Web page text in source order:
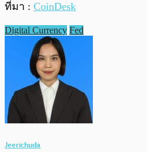
ที่มา : CoinDesk
Digital Currency Fed
Jeerichuda